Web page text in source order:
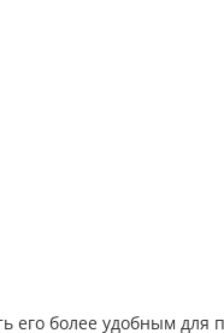
его более удобным для